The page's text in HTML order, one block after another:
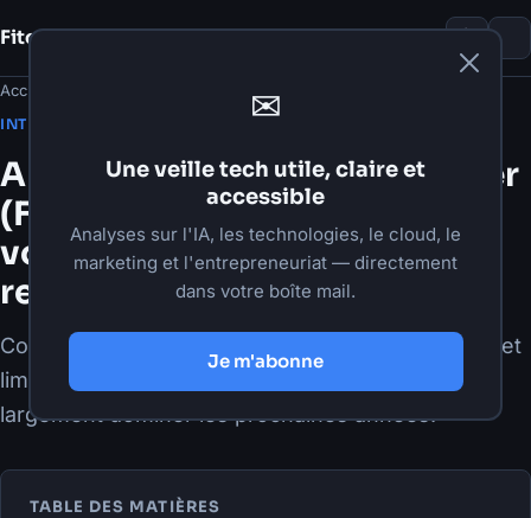
Fito DamourNotes
Accueil
INTELLIGENCE ARTIFICIELLE
AI Forward Deployed Engineer
(FDE) : un nouveau rôle en
vogue… mais l'AI Engineer
restera la vraie grande vague
Comprendre le rôle de FDE en IA, ses avantages et
limites, et pourquoi la demande d'AI Engineers va
largement dominer les prochaines années.
TABLE DES MATIÈRES
✉
Une veille tech utile, claire et
accessible
Analyses sur l'IA, les technologies, le cloud, le
marketing et l'entrepreneuriat — directement
dans votre boîte mail.
Je m'abonne